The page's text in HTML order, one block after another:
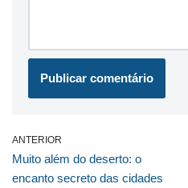
ANTERIOR
Muito além do deserto: o
encanto secreto das cidades